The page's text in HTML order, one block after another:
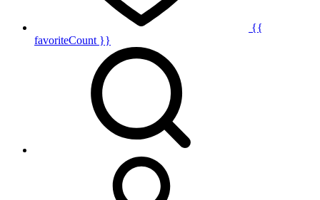
{{
favoriteCount }}